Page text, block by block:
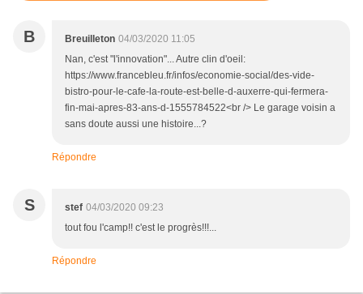
B Breuilleton 04/03/2020 11:05
Nan, c'est "l'innovation"... Autre clin d'oeil:
https://www.francebleu.fr/infos/economie-social/des-vide-
bistro-pour-le-cafe-la-route-est-belle-d-auxerre-qui-fermera-
fin-mai-apres-83-ans-d-1555784522<br /> Le garage voisin a
sans doute aussi une histoire...?
Répondre
S stef 04/03/2020 09:23
tout fou l'camp!! c'est le progrès!!!...
Répondre